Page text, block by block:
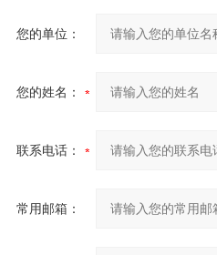
您的单位：
您的姓名：
联系电话：
常用邮箱：